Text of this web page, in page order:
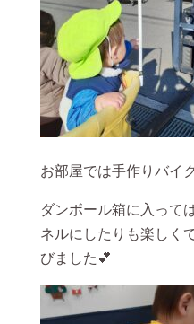
お部屋では手作りバイ
ダンボール箱に入って
ネルにしたりも楽しく
びました💕